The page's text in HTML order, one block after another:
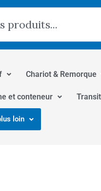
Chariot & Remorque
et conteneur
loin